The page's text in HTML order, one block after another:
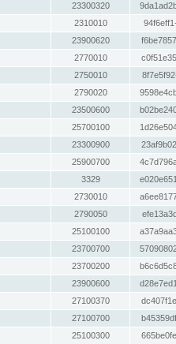
23300320
2310010
23900620
2770010
2750010
2790020
23500600
25700100
23300900
25900700
3329
2730010
2790050
25100100
23700700
23700200
23900600
27100370
27100700
25100300